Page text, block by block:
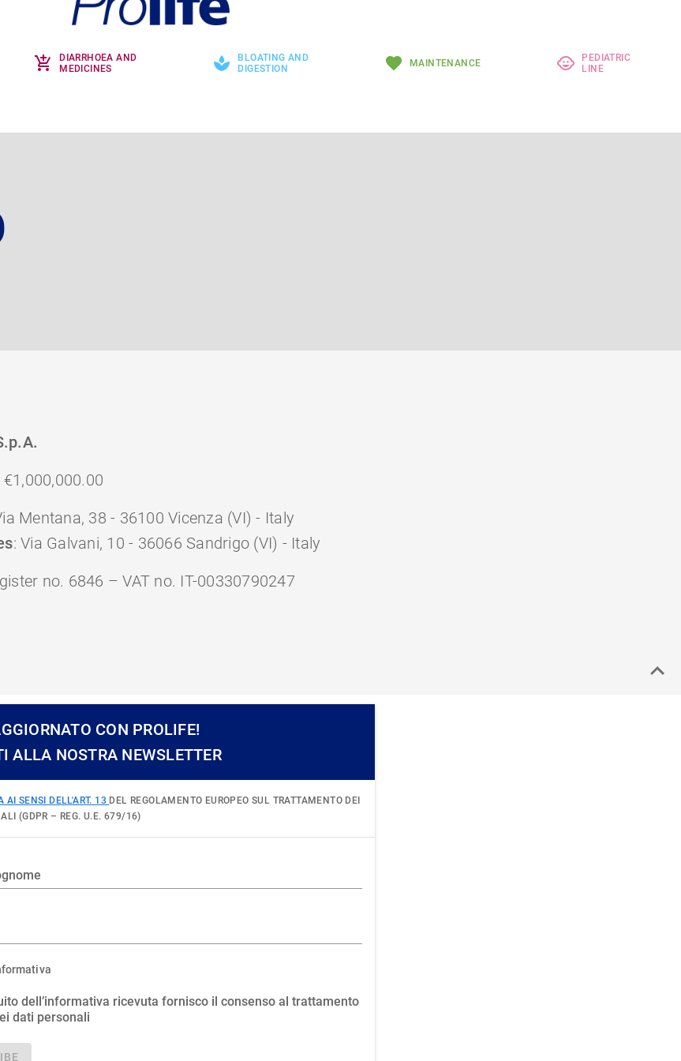
DIARRHOEA AND
MEDICINES
BLOATING AND
DIGESTION
MAINTENANCE
PEDIATRIC
LINE
Mentana, 38 - 36100 Vicenza (VI) - Italy
: Via Galvani, 10 - 36066 Sandrigo (VI) - Italy
no. 6846 – VAT no. IT-00330790247
CON PROLIFE!
ALLA NOSTRA NEWSLETTER
AI SENSI DELL'ART. 13 DEL REGOLAMENTO EUROPEO SUL TRATTAMENTO DEI
(GDPR – REG. U.E. 679/16)
dell’informativa ricevuta fornisco il consenso al trattamento
dati personali